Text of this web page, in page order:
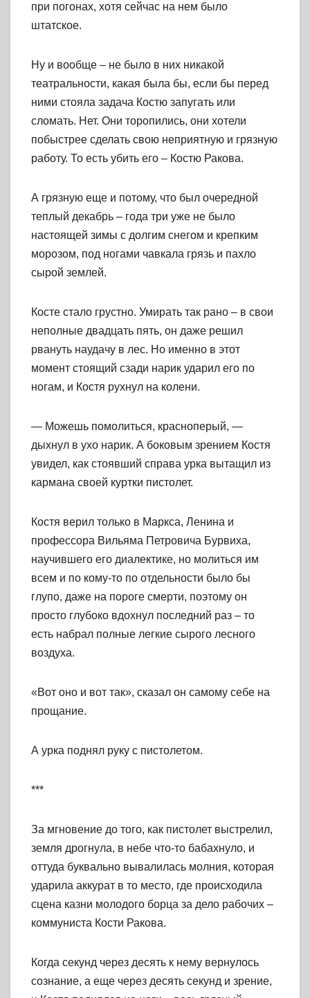
при погонах, хотя сейчас на нем было
штатское.
Ну и вообще – не было в них никакой
театральности, какая была бы, если бы перед
ними стояла задача Костю запугать или
сломать. Нет. Они торопились, они хотели
побыстрее сделать свою неприятную и грязную
работу. То есть убить его – Костю Ракова.
А грязную еще и потому, что был очередной
теплый декабрь – года три уже не было
настоящей зимы с долгим снегом и крепким
морозом, под ногами чавкала грязь и пахло
сырой землей.
Косте стало грустно. Умирать так рано – в свои
неполные двадцать пять, он даже решил
рвануть наудачу в лес. Но именно в этот
момент стоящий сзади нарик ударил его по
ногам, и Костя рухнул на колени.
— Можешь помолиться, красноперый, —
дыхнул в ухо нарик. А боковым зрением Костя
увидел, как стоявший справа урка вытащил из
кармана своей куртки пистолет.
Костя верил только в Маркса, Ленина и
профессора Вильяма Петровича Бурвиха,
научившего его диалектике, но молиться им
всем и по кому-то по отдельности было бы
глупо, даже на пороге смерти, поэтому он
просто глубоко вдохнул последний раз – то
есть набрал полные легкие сырого лесного
воздуха.
«Вот оно и вот так», сказал он самому себе на
прощание.
А урка поднял руку с пистолетом.
***
За мгновение до того, как пистолет выстрелил,
земля дрогнула, в небе что-то бабахнуло, и
оттуда буквально вывалилась молния, которая
ударила аккурат в то место, где происходила
сцена казни молодого борца за дело рабочих –
коммуниста Кости Ракова.
Когда секунд через десять к нему вернулось
сознание, а еще через десять секунд и зрение,